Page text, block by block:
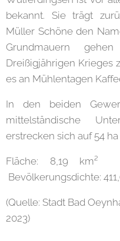
bekannt. Sie trägt
Müller Schöne den
Grundmauern
Dreißigjährigen Krieges
es an Mühlentagen
In den beiden
mittelständische
erstrecken sich auf 54 ha
Fläche: 8,19
Bevölkerungsdichte:
(Quelle: Stadt Bad
2023)